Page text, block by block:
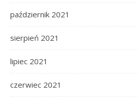
październik 2021
sierpień 2021
lipiec 2021
czerwiec 2021